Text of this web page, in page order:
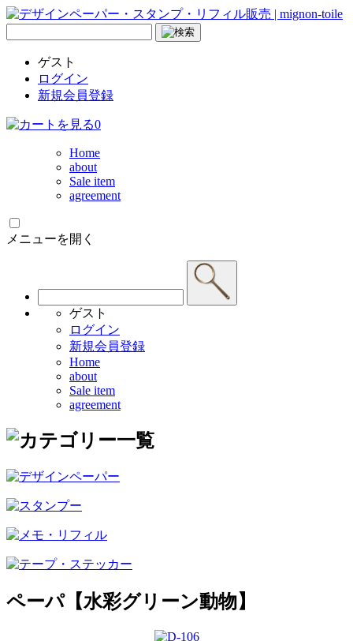
ゲスト
ログイン
新規会員登録
0
Home
about
Sale item
agreement
メニューを開く
ゲスト
ログイン
新規会員登録
Home
about
Sale item
agreement
ペーパ【水彩グリーン動物】